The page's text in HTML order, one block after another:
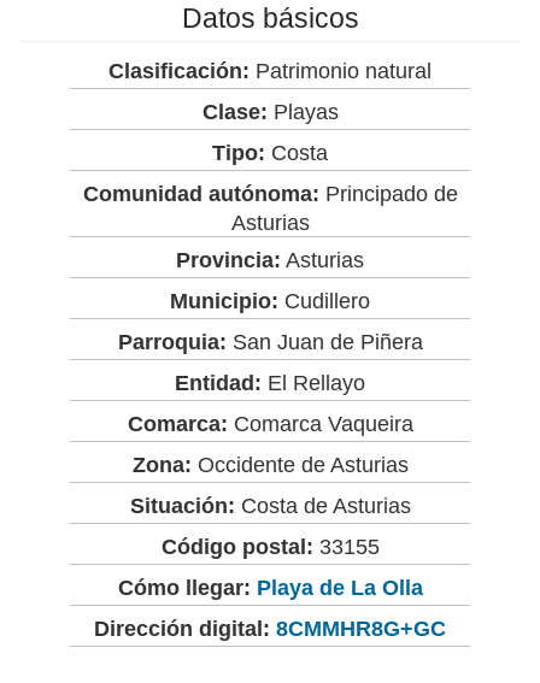
Datos básicos
Clasificación: Patrimonio natural
Clase: Playas
Tipo: Costa
Comunidad autónoma: Principado de
Asturias
Provincia: Asturias
Municipio: Cudillero
Parroquia: San Juan de Piñera
Entidad: El Rellayo
Comarca: Comarca Vaqueira
Zona: Occidente de Asturias
Situación: Costa de Asturias
Código postal: 33155
Cómo llegar: Playa de La Olla
Dirección digital: 8CMMHR8G+GC